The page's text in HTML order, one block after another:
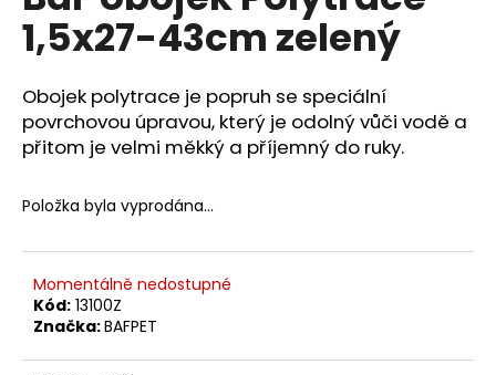
0,0
hvězdiček.
1,5x27-43cm zelený
Obojek polytrace je popruh se speciální
povrchovou úpravou, který je odolný vůči vodě a
přitom je velmi měkký a příjemný do ruky.
Položka byla vyprodána…
Momentálně nedostupné
Kód: 13100Z
Značka:BAFPET
a
j
í
t
?
HLEDAT
D